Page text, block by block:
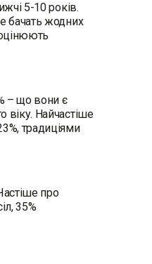
5-10 років.
бачать жодних
– що вони є
віку. Найчастіше
традиціями
про
35%